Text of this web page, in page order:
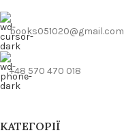
books051020@gmail.com
+48 570 470 018
КАТЕГОРІЇ